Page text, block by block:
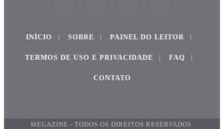
INÍCIO SOBRE PAINEL DO LEITOR
TERMOS DE USO E PRIVACIDADE FAQ
CONTATO
MEGAZINE - TODOS OS DIREITOS RESERVADOS.